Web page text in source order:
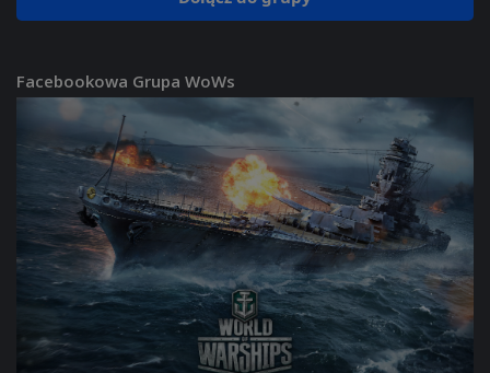
Facebookowa Grupa WoWs